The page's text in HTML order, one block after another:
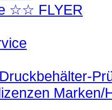
☆☆ FLYER
Marken/